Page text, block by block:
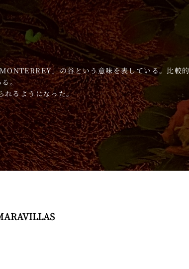
」の谷という意味を表している。比較的
る。
れるようになった。